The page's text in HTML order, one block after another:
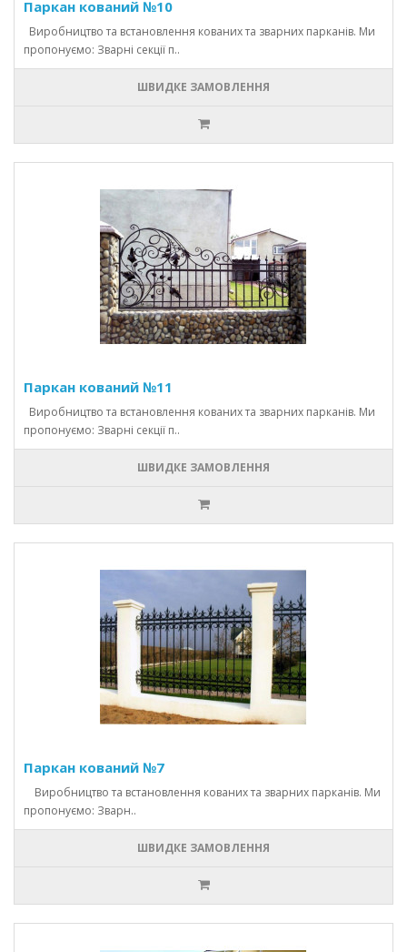
Паркан кований №10
Виробництво та встановлення кованих та зварних парканів. Ми
пропонуємо: Зварні секції п..
ШВИДКЕ ЗАМОВЛЕННЯ
Паркан кований №11
Виробництво та встановлення кованих та зварних парканів. Ми
пропонуємо: Зварні секції п..
ШВИДКЕ ЗАМОВЛЕННЯ
Паркан кований №7
Виробництво та встановлення кованих та зварних парканів. Ми
пропонуємо: Зварн..
ШВИДКЕ ЗАМОВЛЕННЯ